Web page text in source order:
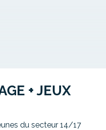
+ JEUX
du secteur 14/17